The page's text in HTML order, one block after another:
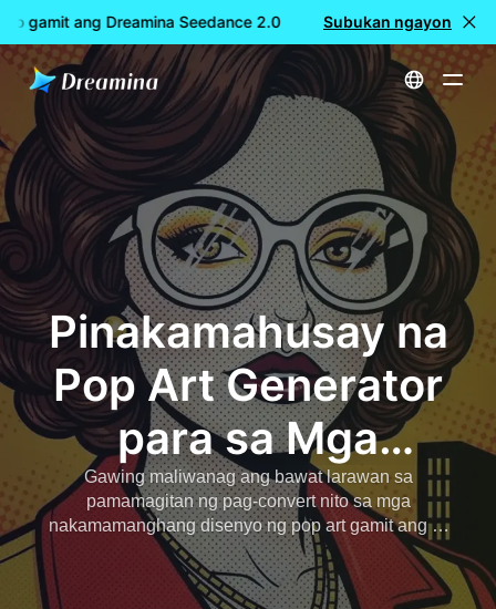
gamit ang Dreamina Seedance 2.0 LIBRENG paggawa ng
Subukan ngayon
Home Mga gamit
Pinakamahusay na
Pop Art Generator
para sa Mga
Creative
Gawing maliwanag ang bawat larawan sa
pamamagitan ng pag-convert nito sa mga
nakamamanghang disenyo ng pop art gamit ang AI
pop art generator ng Dreamina. Madaling
magdagdag ng maliliwanag na kulay, pattern, at
dynamic na disenyo gamit ang AI creativity. Ito ay